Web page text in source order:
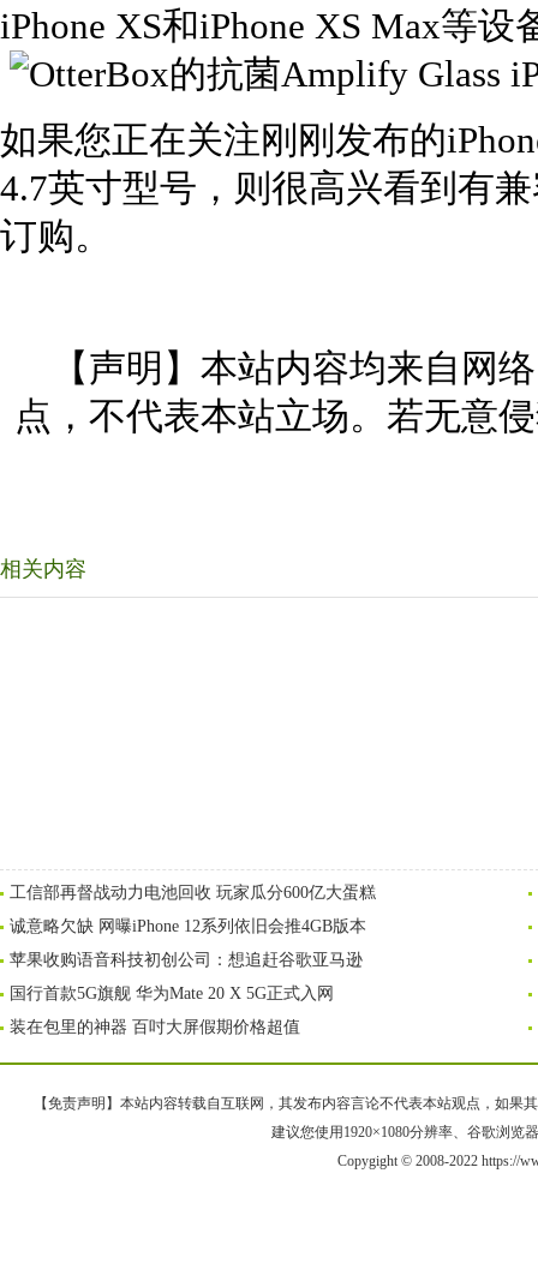
iPhone XS和iPhone XS Max等设
如果您正在关注刚刚发布的
4.7英寸型号，则很高兴看到有
订购。
【声明】本站内容均来自网
点，不代表本站立场。若无意
相关内容
工信部再督战动力电池回收 玩家瓜分600亿大蛋糕
诚意略欠缺 网曝iPhone 12系列依旧会推4GB版本
苹果收购语音科技初创公司：想追赶谷歌亚马逊
国行首款5G旗舰 华为Mate 20 X 5G正式入网
装在包里的神器 百吋大屏假期价格超值
【免责声明】本站内容转载自互联网，其发布内容言论不代表本站观点，如果
建议您使用1920×1080分辨率、谷歌浏览
Copygight © 2008-2022 https://